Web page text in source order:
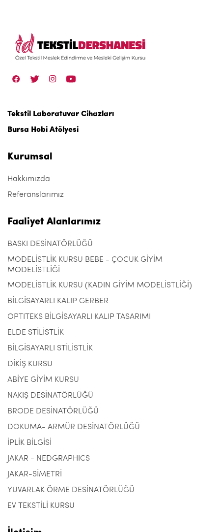
Tekstil Laboratuvar Cihazları
Bursa Hobi Atölyesi
Kurumsal
Hakkımızda
Referanslarımız
Faaliyet Alanlarımız
BASKI DESİNATÖRLÜĞÜ
MODELİSTLİK KURSU BEBE - ÇOCUK GİYİM
MODELİSTLİĞİ
MODELİSTLİK KURSU (KADIN GİYİM MODELİSTLİĞİ)
BİLGİSAYARLI KALIP GERBER
OPTITEKS BİLGİSAYARLI KALIP TASARIMI
ELDE STİLİSTLİK
BİLGİSAYARLI STİLİSTLİK
DİKİŞ KURSU
ABİYE GİYİM KURSU
NAKIŞ DESİNATÖRLÜĞÜ
BRODE DESİNATÖRLÜĞÜ
DOKUMA- ARMÜR DESİNATÖRLÜĞÜ
İPLİK BİLGİSİ
JAKAR - NEDGRAPHICS
JAKAR-SİMETRİ
YUVARLAK ÖRME DESİNATÖRLÜĞÜ
EV TEKSTİLİ KURSU